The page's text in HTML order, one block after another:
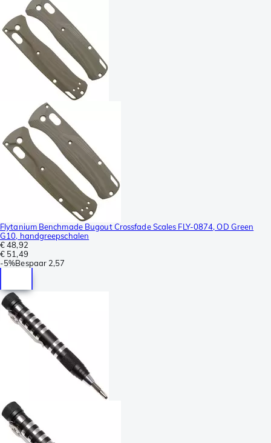
Flytanium Benchmade Bugout Crossfade Scales FLY-0874, OD Green
G10, handgreepschalen
€ 48,92
€ 51,49
-5%Bespaar 2,57